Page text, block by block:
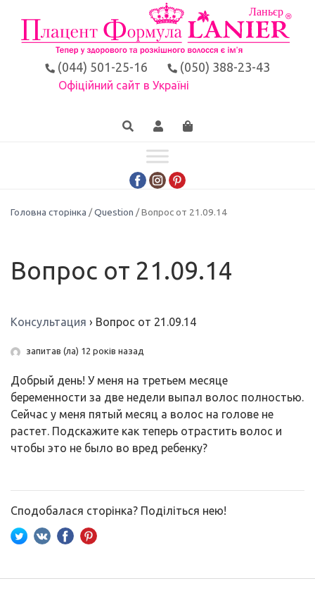
(044) 501-25-16 (050) 388-23-43
Офіційний сайт в Україні
Головна сторінка /Question / Вопрос от 21.09.14
Вопрос от 21.09.14
Консультация › Вопрос от 21.09.14
запитав (ла) 12 років назад
Добрый день! У меня на третьем месяце
беременности за две недели выпал волос полностью.
Сейчас у меня пятый месяц а волос на голове не
растет. Подскажите как теперь отрастить волос и
чтобы это не было во вред ребенку?
Сподобалася сторінка? Поділіться нею!